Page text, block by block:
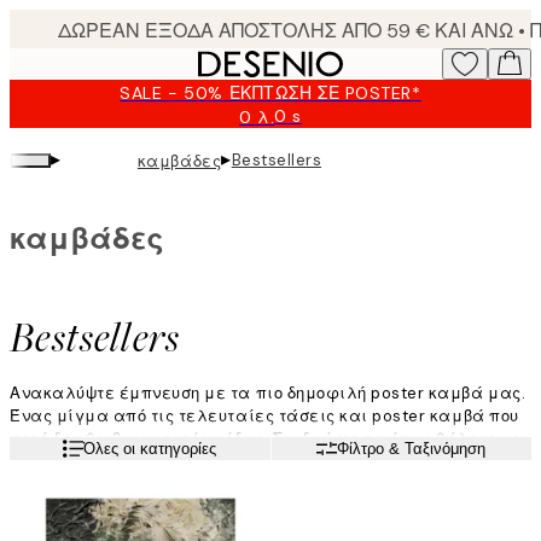
SALE - 50% ΈΚΠΤΩΣΗ ΣΕ POSTER*
0 λ.0 s
Ισχύει
μέχρι:
2026-
▸ καμβάδες▸Bestsellers
Bestsellers
καμβάδες
Ανακαλύψτε έμπνευση με τα πιο δημοφιλή poster καμβά μας.
Ένας μίγμα από τις τελευταίες τάσεις και poster καμβά που
ποτέ δεν θα βγουν εκτός μόδας. Συνδυάστε τα όπως θέλετε και
το σπίτι σας θα αποκτήσει έναν όμορφο εκσυγχρονισμό.
Διαβάστε περισσότερα
Όλες οι κατηγορίες Φίλτρο & Ταξινόμηση